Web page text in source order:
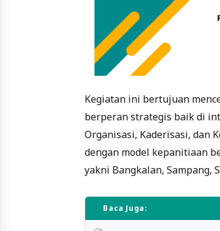
Kegiatan ini bertujuan
berperan strategis baik di
Organisasi, Kaderisasi, dan
dengan model kepanitiaan
yakni Bangkalan, Sampang,
Baca Juga: